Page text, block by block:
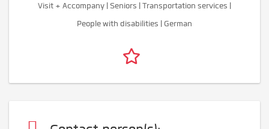
Visit + Accompany | Seniors | Transportation services |
People with disabilities | German